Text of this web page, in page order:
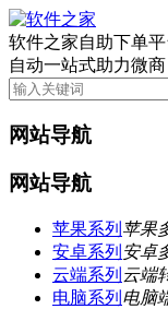
软件之家自助下单平
自动一站式助力微商
网站导航
网站导航
苹果系列 苹果
安卓系列 安卓
云端系列 云端
电脑系列 电脑